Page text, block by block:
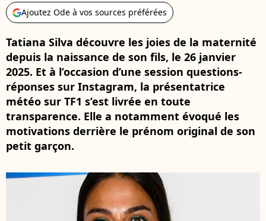
Ajoutez Ode à vos sources préférées
Tatiana Silva découvre les joies de la maternité
depuis la naissance de son fils, le 26 janvier
2025. Et à l’occasion d’une session questions-
réponses sur Instagram, la présentatrice
météo sur TF1 s’est livrée en toute
transparence. Elle a notamment évoqué les
motivations derrière le prénom original de son
petit garçon.